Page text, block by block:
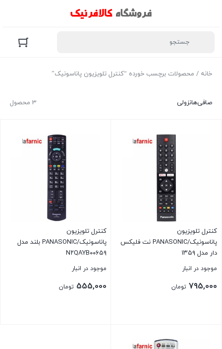
خانه / محصولات برچسب خورده “کنترل تلویزیون پاناسونیک”
3 محصول صافی‌هانزولی
کنترل تلویزیون
پاناسونیک/PANASONIC نت فلیکس
دار مدل ۱۳۵۹
موجود در انبار
795,000 تومان
کنترل تلویزیون
پاناسونیک/PANASONIC بلند مدل
N۲QAYB۰۰۶۵۹
موجود در انبار
555,000 تومان